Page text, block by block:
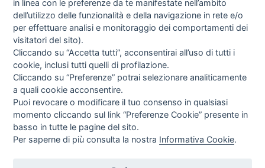
I libri Vedi tutti
Direttrice Responsabile: Alessandra Costante | Registrazione al Tribunale Civile
in linea con le preferenze da te manifestate nell’ambito
dell’utilizzo delle funzionalità e della navigazione in rete e/o
per effettuare analisi e monitoraggio dei comportamenti dei
visitatori del sito).
Cliccando su “Accetta tutti”, acconsentirai all’uso di tutti i
cookie, inclusi tutti quelli di profilazione.
Cliccando su “Preferenze” potrai selezionare analiticamente
a quali cookie acconsentire.
Puoi revocare o modificare il tuo consenso in qualsiasi
momento cliccando sul link “Preferenze Cookie” presente in
basso in tutte le pagine del sito.
Per saperne di più consulta la nostra Informativa Cookie.